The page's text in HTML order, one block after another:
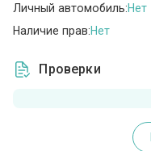
Личный автомобиль:Нет
Наличие прав:Нет
Проверки